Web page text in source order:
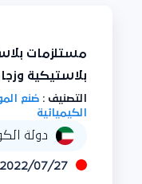
مستلزمات
بلاستيكية
التصنيف : صُنع
الكيميائية
دولة
2022/07/27